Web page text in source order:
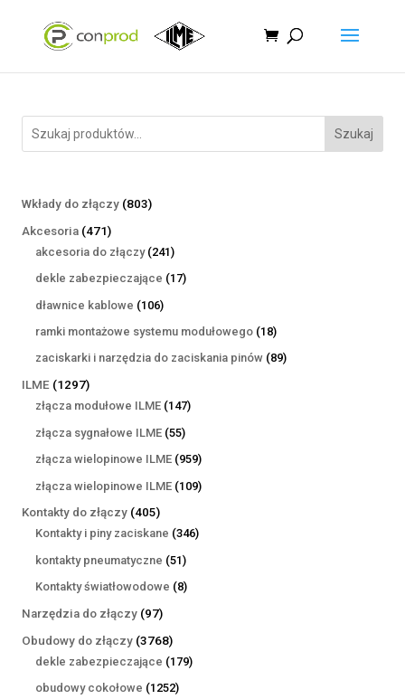
Szukaj
Wkłady do złączy 803803
Akcesoria 471471
produktów
akcesoria do złączy 241241
produktów
dekle zabezpieczające 1717
dławnice kablowe 106106
produktów
ramki montażowe systemu modułowego 1818
produktów
zaciskarki i narzędzia do zaciskania pinów 8989
ILME 12971297
produktów
złącza modułowe ILME 147147
złącza sygnałowe ILME 5555
produktów
złącza wielopinowe ILME 959959
produktów
złącza wielopinowe ILME 109109
Kontakty do złączy 405405
produktów
Kontakty i piny zaciskane 346346
kontakty pneumatyczne 5151
produktów
Kontakty światłowodowe 88
Narzędzia do złączy 9797
produktów
Obudowy do złączy 37683768
produktów
dekle zabezpieczające 179179
obudowy cokołowe 12521252